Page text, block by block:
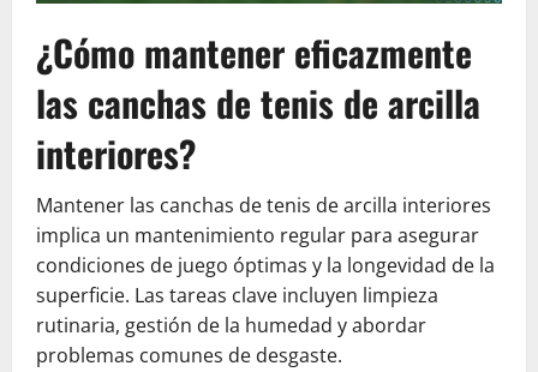
¿Cómo mantener eficazmente
las canchas de tenis de arcilla
interiores?
Mantener las canchas de tenis de arcilla interiores
implica un mantenimiento regular para asegurar
condiciones de juego óptimas y la longevidad de la
superficie. Las tareas clave incluyen limpieza
rutinaria, gestión de la humedad y abordar
problemas comunes de desgaste.